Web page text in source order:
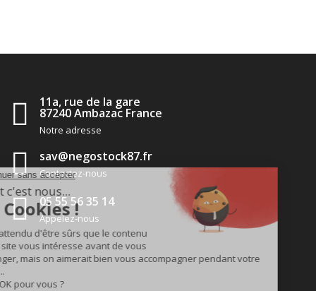
11a, rue de la gare
87240 Ambazac France
Notre adresse
sav@negostock87.fr
Contactez-nous
05 55 56 35 14
Appelez-nous